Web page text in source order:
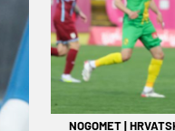
NOGOMET|